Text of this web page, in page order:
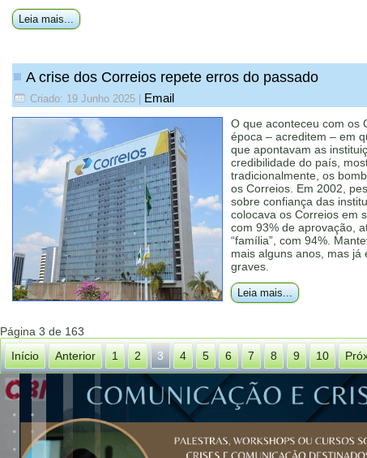
Leia mais...
A crise dos Correios repete erros do passado
Criado: 19 Junho 2025 Email
O que aconteceu com os
época – acreditem – em
que apontavam as
credibilidade do país,
tradicionalmente, os
os Correios. Em 2002,
sobre confiança das
colocava os Correios em
com 93% de aprovação,
“família”, com 94%.
mais alguns anos, mas já
graves.
Leia mais...
Página 3 de 163
Início
Anterior 1 2 3 4 5 6 7 8 9 10